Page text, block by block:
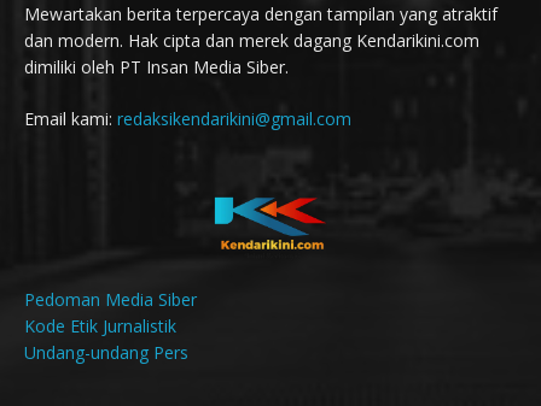
Mewartakan berita terpercaya dengan tampilan yang atraktif
dan modern. Hak cipta dan merek dagang Kendarikini.com
dimiliki oleh PT Insan Media Siber.
Email kami: redaksikendarikini@gmail.com
Pedoman Media Siber
Kode Etik Jurnalistik
Undang-undang Pers